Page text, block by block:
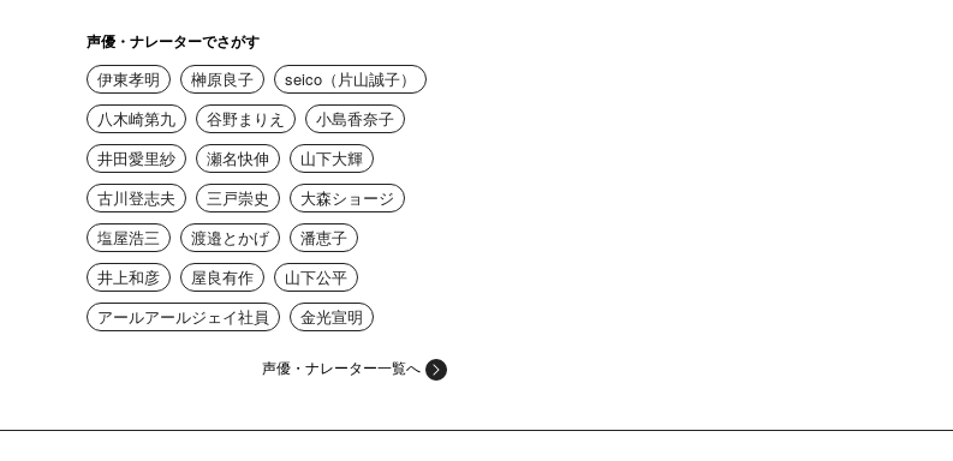
声優・ナレーターでさがす
伊東孝明 榊原良子
seico（片山誠子）
八木崎第九
谷野まりえ
小島香奈子
井田愛里紗
瀬名快伸
山下大輝
古川登志夫
三戸崇史
大森ショージ
塩屋浩三
渡邉とかげ
潘恵子
井上和彦
屋良有作
山下公平
アールアールジェイ社員
金光宣明
声優・ナレーター一覧へ